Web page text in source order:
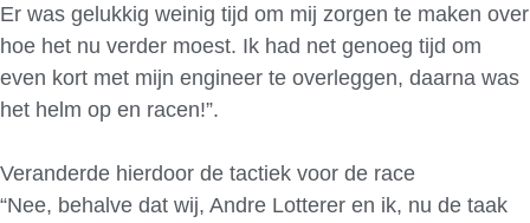
Er was gelukkig weinig tijd om mij zorgen te maken over
hoe het nu verder moest. Ik had net genoeg tijd om
even kort met mijn engineer te overleggen, daarna was
het helm op en racen!”.
Veranderde hierdoor de tactiek voor de race
“Nee, behalve dat wij, Andre Lotterer en ik, nu de taak